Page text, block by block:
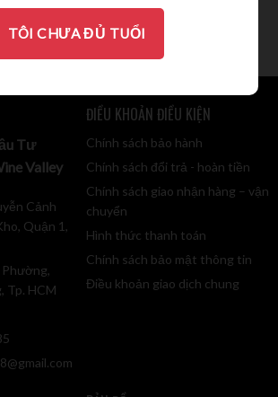
650.000
Tư
Valley
Cảnh
Quận 1,
Tp. HCM
ĐIỀU KHOẢN ĐIỀU KIỆN
Chính sách bảo hành
Chính sách đổi trả - hoàn tiền
Chính sách giao nhận hàng – vận
chuyển
Hình thức thanh toán
Chính sách bảo mật thông tin
Điều khoản giao dịch chung
TÔI CHƯA ĐỦ TUỔI